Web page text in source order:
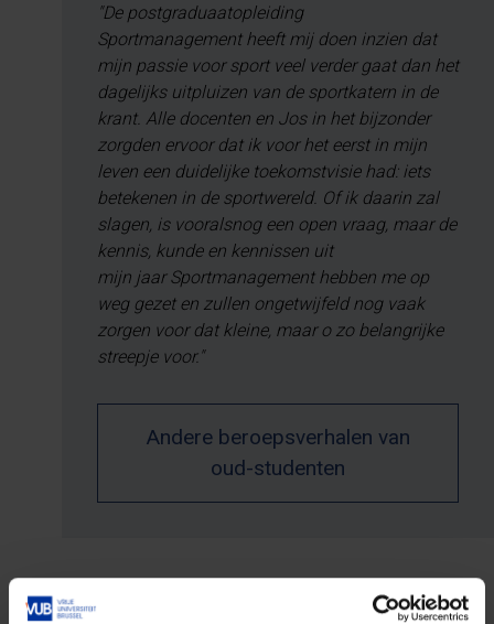
"De postgraduaatopleiding
Sportmanagement heeft mij doen inzien dat
mijn passie voor sport veel verder gaat dan het
dagelijks uitpluizen van de sportkatern in de
krant. Alle docenten en Jos in het bijzonder
zorgden ervoor dat ik voor het eerst in mijn
leven een duidelijke toekomstvisie had: iets
betekenen in de sportwereld. Of ik daarin zal
slagen, is vooralsnog een open vraag, maar de
kennis, kunde en kennissen uit
mijn jaar Sportmanagement hebben me op
weg gezet en zullen ongetwijfeld nog vaak
zorgen voor dat kleine, maar o zo belangrijke
streepje voor."
Andere beroepsverhalen van
oud-studenten